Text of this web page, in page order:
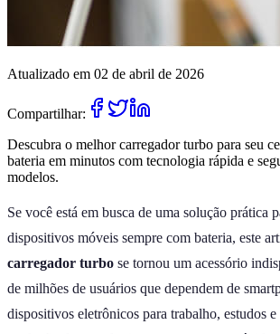
Atualizado em 02 de abril de 2026
Compartilhar:
Descubra o melhor carregador turbo para seu
bateria em minutos com tecnologia rápida e
modelos.
Se você está em busca de uma solução prática
dispositivos móveis sempre com bateria, este
carregador turbo se tornou um acessório
de milhões de usuários que dependem de
dispositivos eletrônicos para trabalho, estudos e